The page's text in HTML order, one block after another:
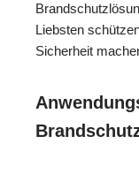
Liebsten
Sicherheit